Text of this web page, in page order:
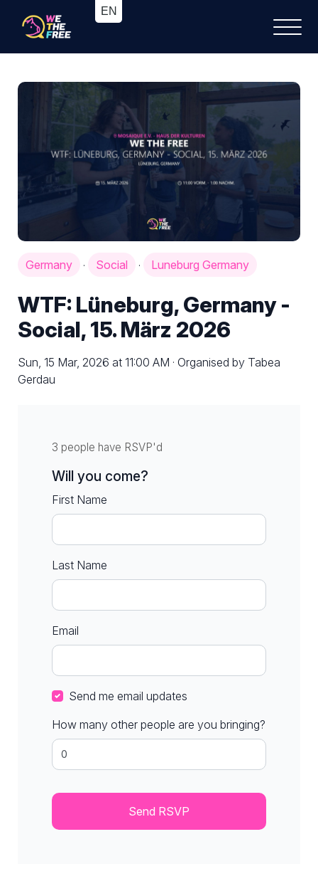
Germany · Social · Luneburg Germany
WTF: Lüneburg, Germany -
Social, 15. März 2026
Sun, 15 Mar, 2026 at 11:00 AM · Organised by Tabea
Gerdau
3 people have RSVP'd
Will you come?
First Name
Last Name
Email
Send me email updates
How many other people are you bringing?